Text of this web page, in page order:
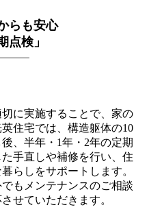
らも安心
点検」
に実施することで、家の
住宅では、構造躯体の10
、半年・1年・2年の定期
手直しや補修を行い、住
らしをサポートします。
もメンテナンスのご相談
せていただきます。